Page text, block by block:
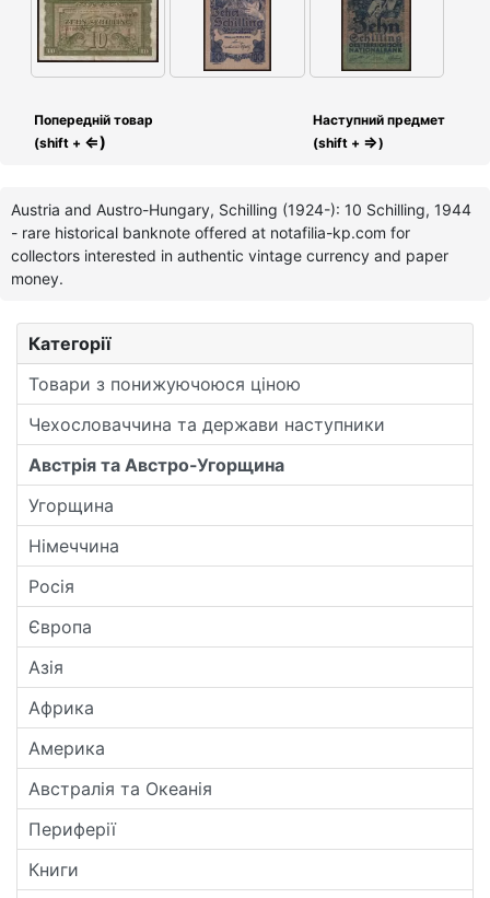
Категорії
Товари з понижуючоюся ціною
Чехословаччина та держави наступники
Австрія та Австро-Угорщина
Угорщина
Німеччина
Росія
Європа
Азія
Африка
Америка
Австралія та Океанія
Периферії
Книги
Попередній товар
(shift + ⇐)
Наступний предмет
(shift + ⇒)
Austria and Austro-Hungary, Schilling (1924-): 10 Schilling, 1944
- rare historical banknote offered at notafilia-kp.com for
collectors interested in authentic vintage currency and paper
money.